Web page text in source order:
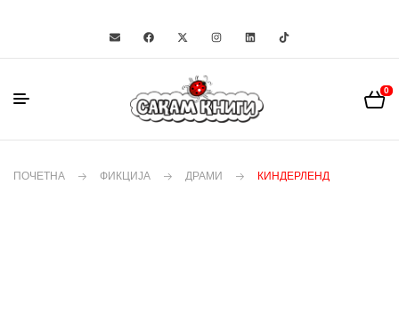
0
ПОЧЕТНА ФИКЦИЈА ДРАМИ КИНДЕРЛЕНД